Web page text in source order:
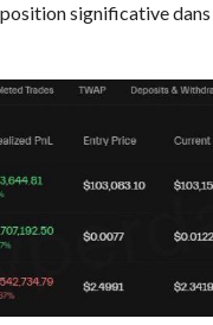
significative dans